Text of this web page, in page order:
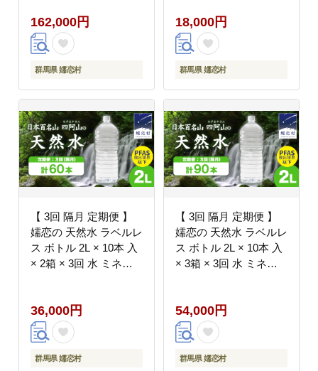
水 通販 定期 備蓄 ロー
リングストック 備蓄用
ペットボトル 防災 工場
直送 箱買い まとめ買い
用品 [BA021tu]
162,000円
群馬県 嬬恋村
通販 定期 備蓄 ローリ
ングストック 備蓄用 ペ
ットボトル 防災 工場直
送 箱買い まとめ買い
用品 [BA033tu]
18,000円
群馬県 嬬恋村
【 3回 隔月 定期便 】
嬬恋の 天然水 ラベルレ
ス ボトル 2L × 10本 入
× 2箱 × 3回 水 ミネラ
通販 定期 備蓄 ローリ
ングストック 備蓄用 ペ
ットボトル 防災 工場直
送 箱買い まとめ買い
36,000円
群馬県 嬬恋村
【 3回 隔月 定期便 】
嬬恋の 天然水 ラベルレ
ス ボトル 2L × 10本 入
× 3箱 × 3回 水 ミネラ
通販 定期 備蓄 ローリ
ングストック 備蓄用 ペ
ットボトル 防災 工場直
送 箱買い まとめ買い
54,000円
群馬県 嬬恋村